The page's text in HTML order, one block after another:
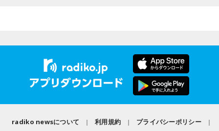
歳の手前でどんな歌を歌ったのか、たっぷりお楽しみいただ
全曲フルコーラスの生放送！
最新の放送を聴く
radiko newsについて 利用規約
プライバシーポリシー